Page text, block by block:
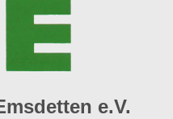
e.V.